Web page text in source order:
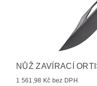
NŮŽ ZAVÍRACÍ
1 561,98 Kč bez DPH